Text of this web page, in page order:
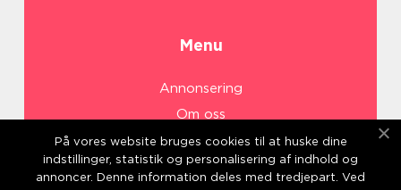
Menu
Annonsering
Om oss
Cookies
Kontakta oss
På vores website bruges cookies til at huske dine
indstillinger, statistik og personalisering af indhold og
annoncer. Denne information deles med tredjepart. Ved